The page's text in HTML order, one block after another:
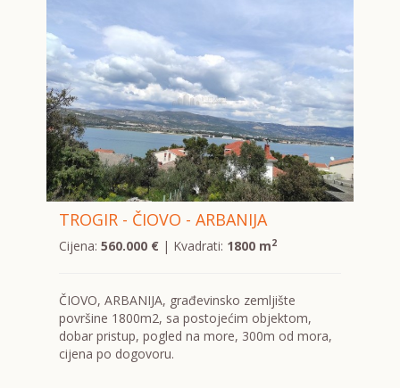
TROGIR - ČIOVO - ARBANIJA
Cijena: 560.000 €| Kvadrati: 1800 m2
ČIOVO, ARBANIJA, građevinsko zemljište
površine 1800m2, sa postojećim objektom,
dobar pristup, pogled na more, 300m od mora,
cijena po dogovoru.